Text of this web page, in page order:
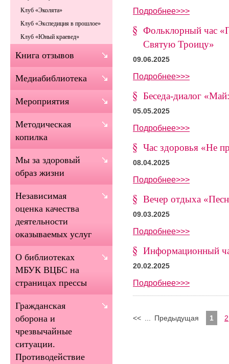
Подробнее>>>
Фольклорный час
Святую Троицу»
09.06.2025
Подробнее>>>
Беседа-диалог
05.05.2025
Подробнее>>>
Час здоровья «Не
08.04.2025
Подробнее>>>
Вечер отдыха
09.03.2025
Подробнее>>>
Информационный
20.02.2025
Подробнее>>>
<< Предыдущая 1 2
Клуб «Эколята»
Клуб «Экспедиция в прошлое»
Клуб «Юный краевед»
Книга отзывов
Медиабиблиотека
Мероприятия
Методическая
копилка
Мы за здоровый
образ жизни
Независимая
оценка качества
деятельности
оказываемых услуг
О библиотеках
МБУК ВЦБС на
страницах прессы
Гражданская
оборона и
чрезвычайные
ситуации.
Противодействие